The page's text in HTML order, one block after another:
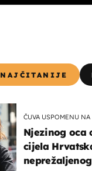
NAJČITANIJE
ČUVA USPOMENU
Njezinog oca
cijela